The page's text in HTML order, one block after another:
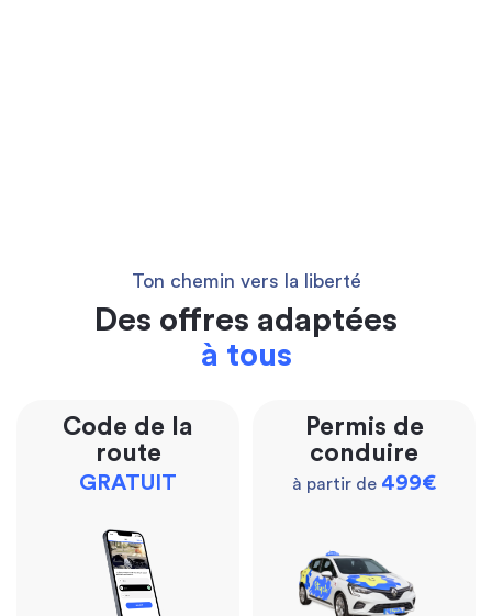
Ton chemin vers la liberté
Des offres adaptées
à tous
Code de la
route
GRATUIT
Permis de
conduire
à partir de 499€